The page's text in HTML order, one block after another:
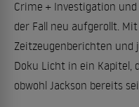
Crime + Investigation
der Fall neu aufgerollt.
Zeitzeugenberichten
Doku Licht in ein Kapitel,
obwohl Jackson bereits